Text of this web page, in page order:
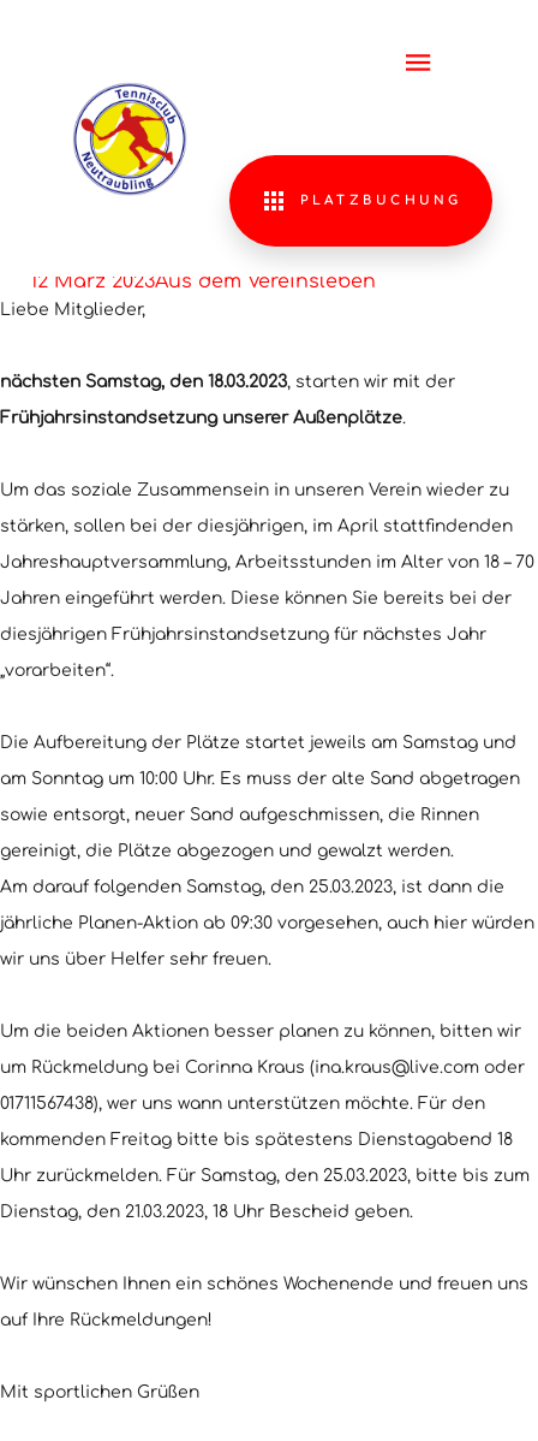
PLATZBUCHUNG
DER
12 März 2023Aus dem Vereinsleben
Liebe Mitglieder,
nächsten Samstag, den 18.03.2023, starten wir mit der
Frühjahrsinstandsetzung unserer Außenplätze.
Um das soziale Zusammensein in unseren Verein wieder zu
stärken, sollen bei der diesjährigen, im April stattfindenden
Jahreshauptversammlung, Arbeitsstunden im Alter von 18 – 70
Jahren eingeführt werden. Diese können Sie bereits bei der
diesjährigen Frühjahrsinstandsetzung für nächstes Jahr
„vorarbeiten“.
Die Aufbereitung der Plätze startet jeweils am Samstag und
am Sonntag um 10:00 Uhr. Es muss der alte Sand abgetragen
sowie entsorgt, neuer Sand aufgeschmissen, die Rinnen
gereinigt, die Plätze abgezogen und gewalzt werden.
Am darauf folgenden Samstag, den 25.03.2023, ist dann die
jährliche Planen-Aktion ab 09:30 vorgesehen, auch hier würden
wir uns über Helfer sehr freuen.
Um die beiden Aktionen besser planen zu können, bitten wir
um Rückmeldung bei Corinna Kraus (ina.kraus@live.com oder
01711567438), wer uns wann unterstützen möchte. Für den
kommenden Freitag bitte bis spätestens Dienstagabend 18
Uhr zurückmelden. Für Samstag, den 25.03.2023, bitte bis zum
Dienstag, den 21.03.2023, 18 Uhr Bescheid geben.
Wir wünschen Ihnen ein schönes Wochenende und freuen uns
auf Ihre Rückmeldungen!
Mit sportlichen Grüßen